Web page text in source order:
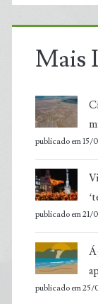
Mais
publicado em 15/
publicado em 21/
publicado em